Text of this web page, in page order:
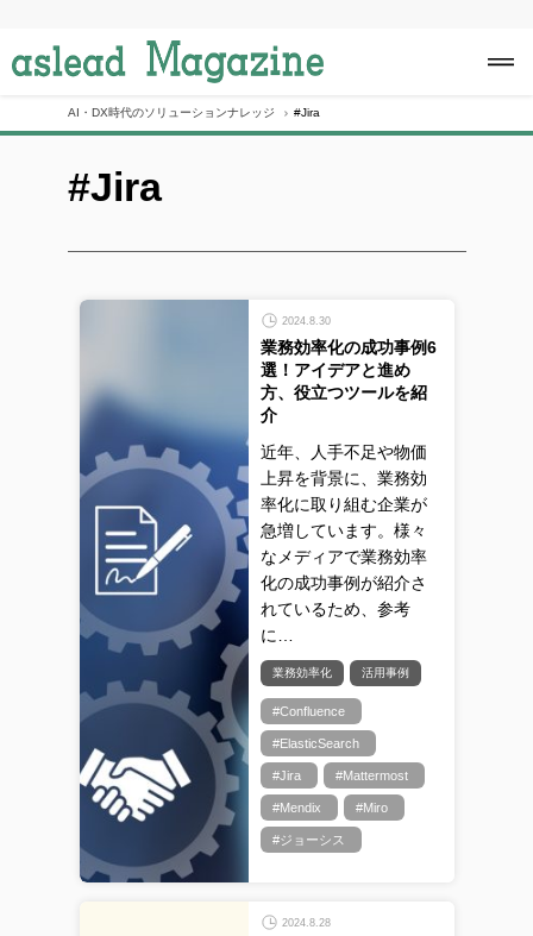
c
AI・DX時代のソリューションナレッジ #Jira
#Jira
2024.8.30
業務効率化の成功事例6
選！アイデアと進め
方、役立つツールを紹
介
近年、人手不足や物価
上昇を背景に、業務効
率化に取り組む企業が
急増しています。様々
なメディアで業務効率
化の成功事例が紹介さ
れているため、参考
に…
業務効率化 活用事例
#Confluence
#ElasticSearch
#Jira #Mattermost
#Mendix #Miro
#ジョーシス
2024.8.28